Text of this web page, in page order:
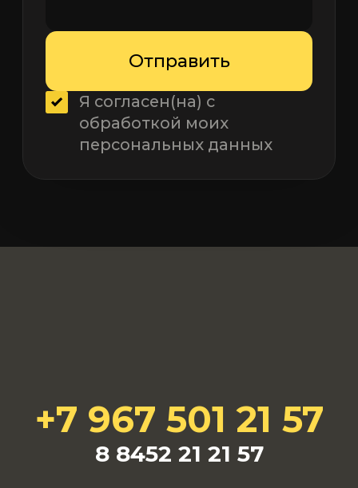
Я согласен(на) с
обработкой моих
персональных данных
+7 967 501 21 57
8 8452 21 21 57